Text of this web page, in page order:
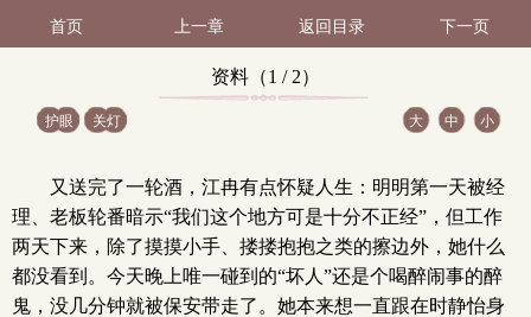
首页 上一章 返回目录 下一页
资料（1 / 2）
护眼 关灯 大 中 小
又送完了一轮酒，江冉有点怀疑人生：明明第一天被经
理、老板轮番暗示“我们这个地方可是十分不正经”，但工作
两天下来，除了摸摸小手、搂搂抱抱之类的擦边外，她什么
都没看到。今天晚上唯一碰到的“坏人”还是个喝醉闹事的醉
鬼，没几分钟就被保安带走了。她本来想一直跟在时静怡身